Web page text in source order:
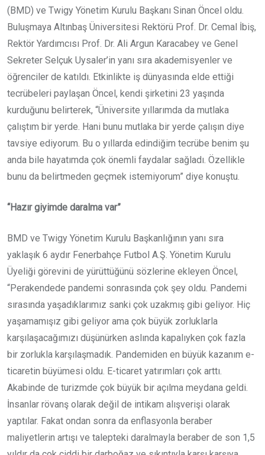
(BMD) ve Twigy Yönetim Kurulu Başkanı Sinan Öncel oldu.
Buluşmaya Altınbaş Üniversitesi Rektörü Prof. Dr. Cemal İbiş,
Rektör Yardımcısı Prof. Dr. Ali Argun Karacabey ve Genel
Sekreter Selçuk Uysaler’in yanı sıra akademisyenler ve
öğrenciler de katıldı. Etkinlikte iş dünyasında elde ettiği
tecrübeleri paylaşan Öncel, kendi şirketini 23 yaşında
kurduğunu belirterek, “Üniversite yıllarımda da mutlaka
çalıştım bir yerde. Hani bunu mutlaka bir yerde çalışın diye
tavsiye ediyorum. Bu o yıllarda edindiğim tecrübe benim şu
anda bile hayatımda çok önemli faydalar sağladı. Özellikle
bunu da belirtmeden geçmek istemiyorum” diye konuştu.
“Hazır giyimde daralma var”
BMD ve Twigy Yönetim Kurulu Başkanlığının yanı sıra
yaklaşık 6 aydır Fenerbahçe Futbol A.Ş. Yönetim Kurulu
Üyeliği görevini de yürüttüğünü sözlerine ekleyen Öncel,
“Perakendede pandemi sonrasında çok şey oldu. Pandemi
sırasında yaşadıklarımız sanki çok uzakmış gibi geliyor. Hiç
yaşamamışız gibi geliyor ama çok büyük zorluklarla
karşılaşacağımızı düşünürken aslında kapalıyken çok fazla
bir zorlukla karşılaşmadık. Pandemiden en büyük kazanım e-
ticaretin büyümesi oldu. E-ticaret yatırımları çok arttı.
Akabinde de turizmde çok büyük bir açılma meydana geldi.
İnsanlar rövanş olarak değil de intikam alışverişi olarak
yaptılar. Fakat ondan sonra da enflasyonla beraber
maliyetlerin artışı ve talepteki daralmayla beraber de son 1,5